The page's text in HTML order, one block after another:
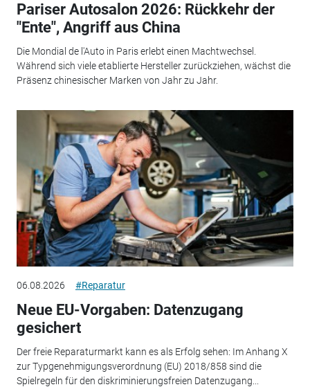
Pariser Autosalon 2026: Rückkehr der
"Ente", Angriff aus China
Die Mondial de l'Auto in Paris erlebt einen Machtwechsel.
Während sich viele etablierte Hersteller zurückziehen, wächst die
Präsenz chinesischer Marken von Jahr zu Jahr.
06.08.2026 #Reparatur
Neue EU-Vorgaben: Datenzugang
gesichert
Der freie Reparaturmarkt kann es als Erfolg sehen: Im Anhang X
zur Typgenehmigungsverordnung (EU) 2018/858 sind die
Spielregeln für den diskriminierungsfreien Datenzugang...